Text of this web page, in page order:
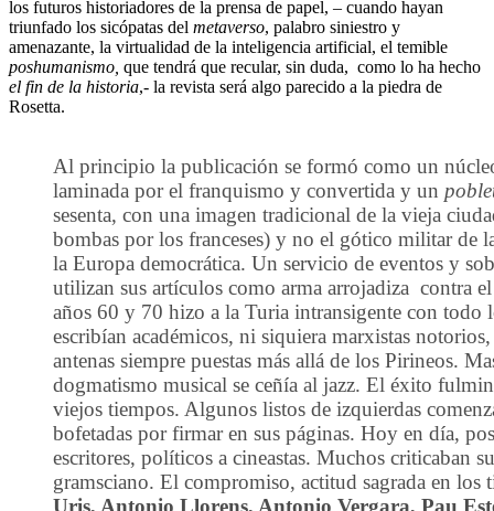
los futuros historiadores de la prensa de papel, – cuando hayan
triunfado los sicópatas del metaverso, palabro siniestro y
amenazante, la virtualidad de la inteligencia artificial, el temible
poshumanismo, que tendrá que recular, sin duda, como lo ha hecho
el fin de la historia,- la revista será algo parecido a la piedra de
Rosetta.
Al principio la publicación se formó como un
laminada por el franquismo y convertida y un
sesenta, con una imagen tradicional de la vieja
bombas por los franceses) y no el gótico militar de
la Europa democrática. Un servicio de eventos y
utilizan sus artículos como arma arrojadiza contra
años 60 y 70 hizo a la Turia intransigente con todo
escribían académicos, ni siquiera marxistas
antenas siempre puestas más allá de los Pirineos.
dogmatismo musical se ceñía al jazz. El éxito
viejos tiempos. Algunos listos de izquierdas
bofetadas por firmar en sus páginas. Hoy en día,
escritores, políticos a cineastas. Muchos criticaban
gramsciano. El compromiso, actitud sagrada en
Uris, Antonio Llorens, Antonio Vergara, Pau